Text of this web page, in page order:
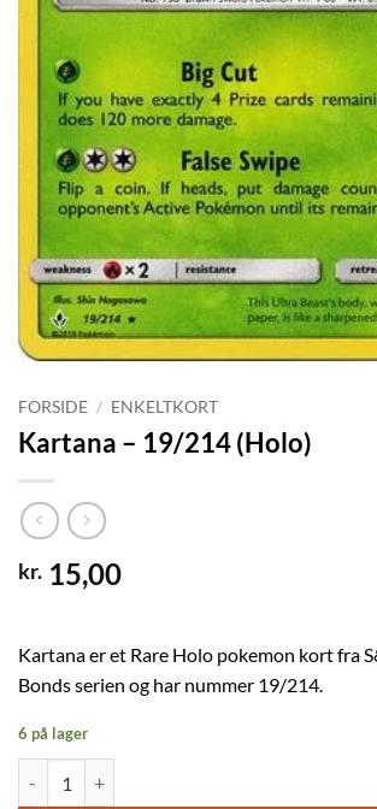
FORSIDE / ENKELTKORT
Kartana – 19/214 (Holo)
kr. 15,00
Kartana er et Rare Holo pokemon kort fra
Bonds serien og har nummer 19/214.
6 på lager